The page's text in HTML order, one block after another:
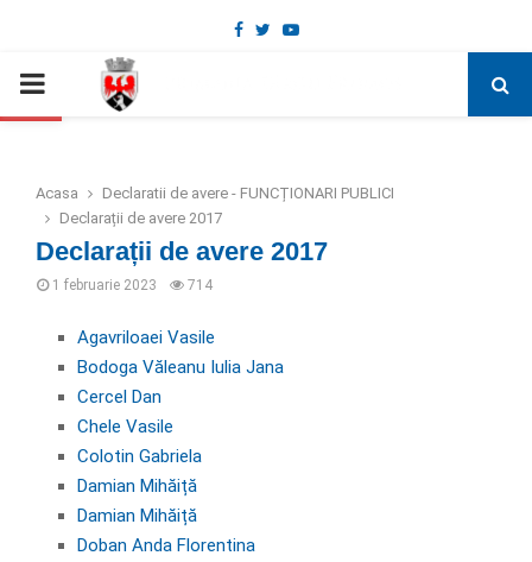
Deschide bara de unelte
Facebook
TwitterYoutube
PRIMARY
Acasa
Declaratii de avere - FUNCȚIONARI PUBLICI
Declarații de avere 2017
Declarații de avere 2017
1 februarie 2023 714
Agavriloaei Vasile
Bodoga Văleanu Iulia Jana
Cercel Dan
Chele Vasile
Colotin Gabriela
Damian Mihăiță
Damian Mihăiță
Doban Anda Florentina